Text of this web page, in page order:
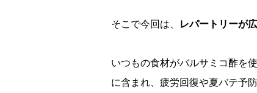
そこで今回は、 レパートリーが
いつもの食材がバルサミコ酢を
に含まれ、疲労回復や夏バテ予